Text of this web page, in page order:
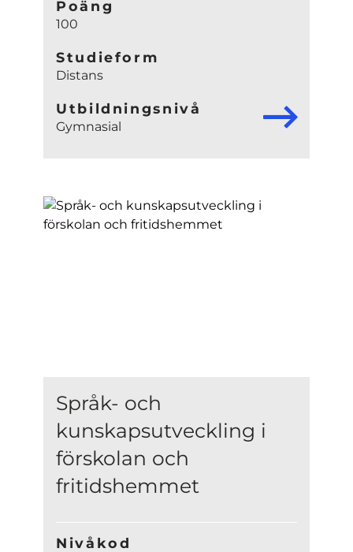
Poäng
100
Studieform
Distans
Utbildningsnivå
Gymnasial
Språk- och
kunskapsutveckling i
förskolan och
fritidshemmet
Nivåkod